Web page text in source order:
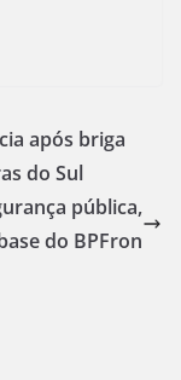
após briga
do Sul
pública,
do BPFron